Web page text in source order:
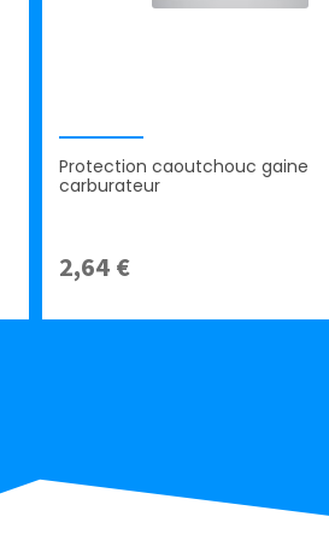
Protection caoutchouc gaine
carburateur
2,64 €